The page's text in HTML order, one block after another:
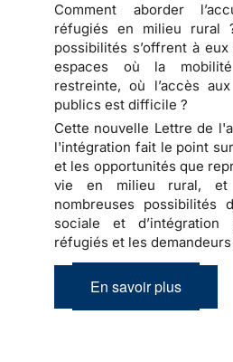
Comment aborder
réfugiés en milieu rural
possibilités s’offrent à
espaces où la
restreinte, où l’accès
publics est difficile ?
Cette nouvelle Lettre de
l'intégration fait le point
et les opportunités que
vie en milieu rural,
nombreuses possibilités
sociale et d’intégration
réfugiés et les demandeurs
En savoir plus